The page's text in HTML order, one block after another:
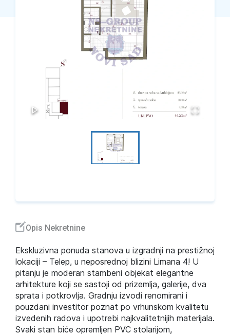
Opis Nekretnine
Ekskluzivna ponuda stanova u izgradnji na prestižnoj
lokaciji – Telep, u neposrednoj blizini Limana 4! U
pitanju je moderan stambeni objekat elegantne
arhitekture koji se sastoji od prizemlja, galerije, dva
sprata i potkrovlja. Gradnju izvodi renomirani i
pouzdani investitor poznat po vrhunskom kvalitetu
izvedenih radova i upotrebi najkvalitetnijih materijala.
Svaki stan biće opremljen PVC stolarijom,